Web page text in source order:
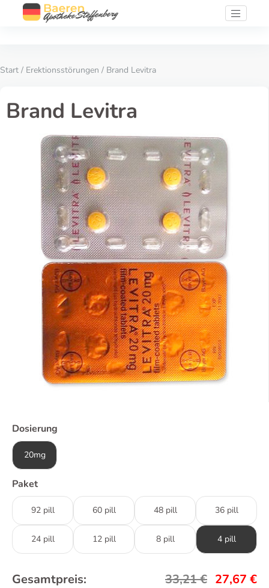
Start / Erektionsstörungen / Brand Levitra
Brand Levitra
Dosierung
20mg
Paket
92 pill 60 pill 48 pill 36 pill
24 pill 12 pill 8 pill 4 pill
Gesamtpreis: 33,21€ 27,67 €